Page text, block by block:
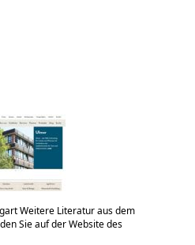
Weitere Literatur aus dem
Sie auf der Website des